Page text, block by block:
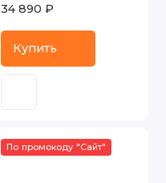
34 890 ₽
Купить
По промокоду "Сайт"